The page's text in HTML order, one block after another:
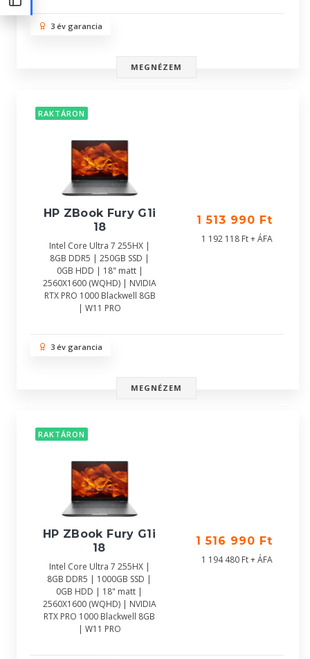
3 év garancia
MEGNÉZEM
RAKTÁRON
HP ZBook Fury G1i
18
Intel Core Ultra 7 255HX |
8GB DDR5 | 250GB SSD |
0GB HDD | 18" matt |
2560X1600 (WQHD) | NVIDIA
RTX PRO 1000 Blackwell 8GB
| W11 PRO
1 513 990 Ft
1 192 118 Ft + ÁFA
3 év garancia
MEGNÉZEM
RAKTÁRON
HP ZBook Fury G1i
18
Intel Core Ultra 7 255HX |
8GB DDR5 | 1000GB SSD |
0GB HDD | 18" matt |
2560X1600 (WQHD) | NVIDIA
RTX PRO 1000 Blackwell 8GB
| W11 PRO
1 516 990 Ft
1 194 480 Ft + ÁFA